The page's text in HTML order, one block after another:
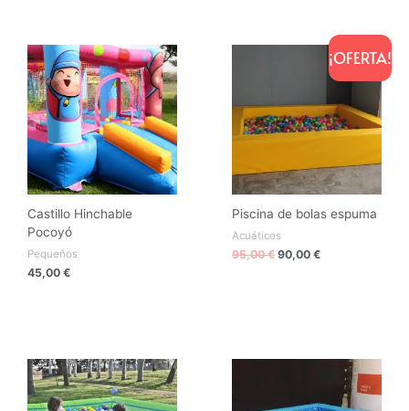
Castillo Hinchable
Pocoyó
Pequeños
45,00 €
¡OFERTA!
Piscina de bolas espuma
Acuáticos
95,00€
precio
90,00 €
precio
actual
es: